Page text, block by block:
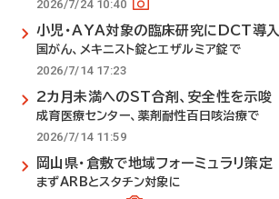
2026/7/24 10:40
小児・AYA対象の臨床研究にDCT導入
国がん、メキニスト錠とエザルミア錠で
2026/7/14 17:23
2カ月未満へのST合剤、安全性を示唆
成育医療センター、薬剤耐性百日咳治療で
2026/7/14 11:59
岡山県・倉敷で地域フォーミュラリ策定
まずARBとスタチン対象に